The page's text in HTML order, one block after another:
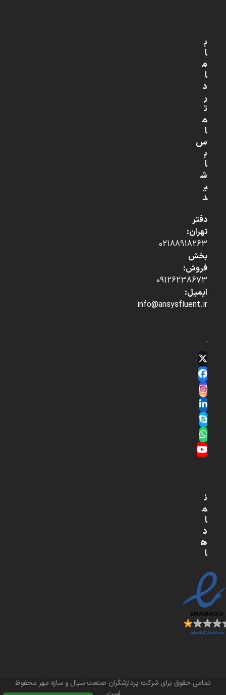
ب
ا
م
ا
د
ر
ت
م
ا
س
ب
ا
ش
ی
د
دفتر
تهران:
02188918263
بخش
فروش:
09126238673
ایمیل:
info@ansysfluent.ir
Twitter
(deprecated)
Facebook
Instagram
LinkedIn
Skype
Whatsapp
YouTube
ن
م
ا
د
ه
ا
تمامی حقوق برای شرکت پردازشگران صنعت سیال و سازه مهر محفوظ